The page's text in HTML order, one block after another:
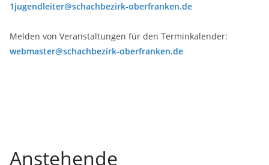
1jugendleiter@schachbezirk-oberfranken.de
Melden von Veranstaltungen für den Terminkalender:
webmaster@schachbezirk-oberfranken.de
Anstehende